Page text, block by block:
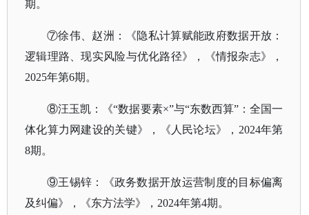
期。
⑦徐伟、赵洲：《隐私计算赋能政府数据开放：
逻辑理路、现实风险与优化路径》，《情报杂志》，
2025年第6期。
⑧汪玉凯：《“数据要素×”与“东数西算”：全国一
体化算力网建设的关键》，《人民论坛》，2024年第
8期。
⑨王锡锌：《政务数据开放运营制度的目标偏离
及纠偏》，《东方法学》，2024年第4期。